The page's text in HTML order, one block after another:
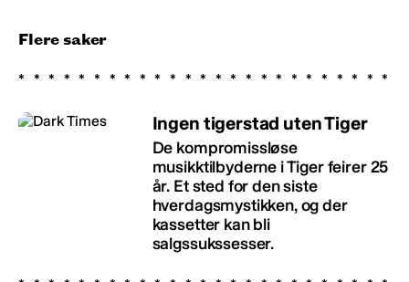
Flere saker
Ingen tigerstad uten Tiger
De kompromissløse
musikktilbyderne i Tiger feirer 25
år. Et sted for den siste
hverdagsmystikken, og der
kassetter kan bli
salgssukssesser.